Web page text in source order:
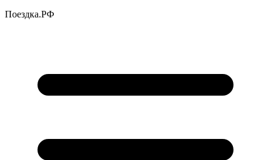
Поездка.РФ